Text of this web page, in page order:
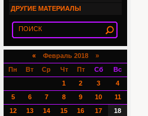
ДРУГИЕ МАТЕРИАЛЫ
«Февраль 2018 »
Пн
Вт Ср Чт Пт Сб
Вс
1
2 3
4
5
6 7 8 9 10
11
12
13 14 15 16 17
18